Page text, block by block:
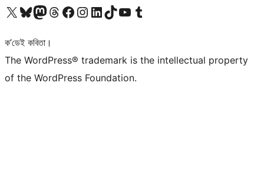
আমাৰ X (আগৰ Twitter) একাউণ্টলৈ যাওকআমাৰ Bluesky একাউণ্টলৈ যাওকআমাৰ Mastodon একাউণ্টলৈ যাওকআমাৰ Threads একাউণ্টলৈ যাওকআমাৰ Facebook পৃষ্ঠালৈ যাওকআমাৰ Instagram একাউণ্টলৈ যাওকআমাৰ LinkedIn একাউণ্টলৈ যাওকআমাৰ TikTok একাউণ্টলৈ যাওকআমাৰ YouTube চেনেললৈ যাওকআমাৰ Tumblr একাউণ্টলৈ যাওক
ক’ডেই কবিতা।
The WordPress® trademark is the intellectual property
of the WordPress Foundation.